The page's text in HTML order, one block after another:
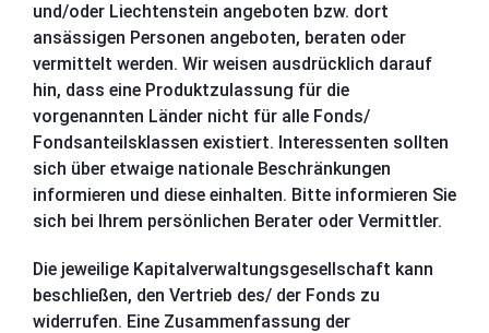
und/oder Liechtenstein angeboten bzw. dort
ansässigen Personen angeboten, beraten oder
vermittelt werden. Wir weisen ausdrücklich darauf
hin, dass eine Produktzulassung für die
vorgenannten Länder nicht für alle Fonds/
Fondsanteilsklassen existiert. Interessenten sollten
sich über etwaige nationale Beschränkungen
informieren und diese einhalten. Bitte informieren Sie
sich bei Ihrem persönlichen Berater oder Vermittler.
Die jeweilige Kapitalverwaltungsgesellschaft kann
beschließen, den Vertrieb des/ der Fonds zu
widerrufen. Eine Zusammenfassung der